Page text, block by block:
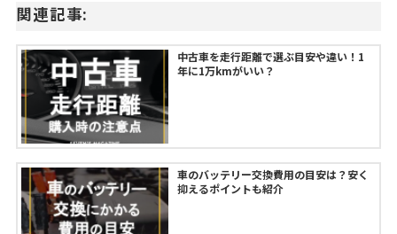
関連記事:
中古車を走行距離で選ぶ目安や違い！1
年に1万kmがいい？
車のバッテリー交換費用の目安は？安く
抑えるポイントも紹介